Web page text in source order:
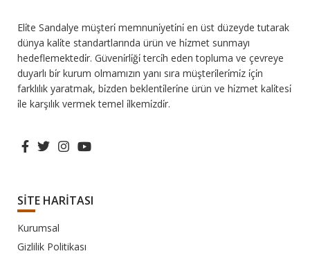
Eli̇te Sandalye müşteri̇ memnuni̇yeti̇ni̇ en üst düzeyde tutarak
dünya kali̇te standartlarında ürün ve hi̇zmet sunmayı
hedeflemektedi̇r. Güveni̇rli̇ği̇ terci̇h eden topluma ve çevreye
duyarlı bi̇r kurum olmamızın yanı sıra müşteri̇leri̇mi̇z i̇çi̇n
farklılık yaratmak, bi̇zden beklenti̇leri̇ne ürün ve hi̇zmet kali̇tesi̇
i̇le karşılık vermek temel i̇lkemi̇zdi̇r.
SİTE HARİTASI
Kurumsal
Gizlilik Politikası